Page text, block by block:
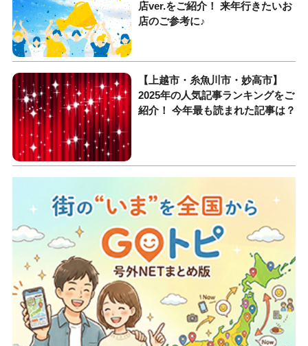
店ver.をご紹介！ 来年行きたいお
店のご参考に♪
【上越市・糸魚川市・妙高市】
2025年の人気記事ランキングをご
紹介！ 今年最も読まれた記事は？